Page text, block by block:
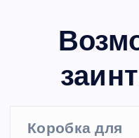
Коробка для